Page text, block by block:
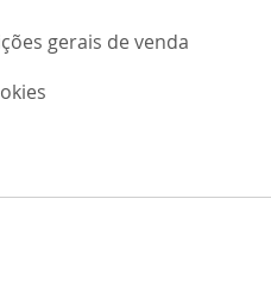
gerais de venda